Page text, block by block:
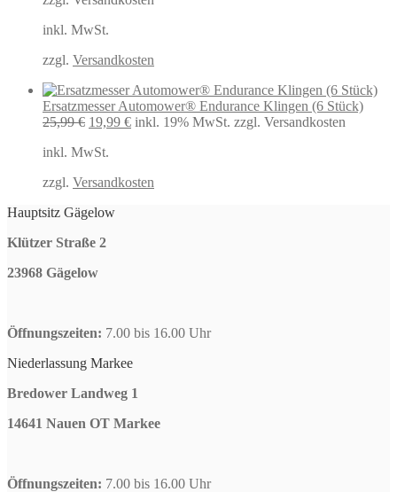
inkl. MwSt.
zzgl. Versandkosten
Ersatzmesser Automower® Endurance Klingen (6 Stück)
25,99€ Ursprünglicher
war:
19,99 €Aktueller
inkl. 19% MwSt. zzgl. Versandkosten
inkl. MwSt.
zzgl. Versandkosten
Hauptsitz Gägelow
Klützer Straße 2
23968 Gägelow
Öffnungszeiten: 7.00 bis 16.00 Uhr
Niederlassung Markee
Bredower Landweg 1
14641 Nauen OT Markee
Öffnungszeiten: 7.00 bis 16.00 Uhr